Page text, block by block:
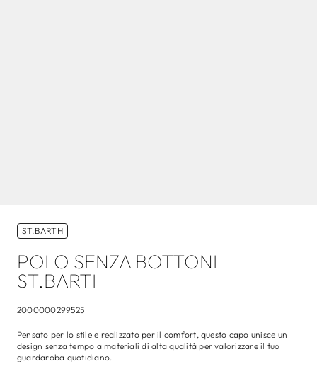
ST.BARTH
POLO SENZA BOTTONI
ST.BARTH
2000000299525
Pensato per lo stile e realizzato per il comfort, questo capo unisce un
design senza tempo a materiali di alta qualità per valorizzare il tuo
guardaroba quotidiano.